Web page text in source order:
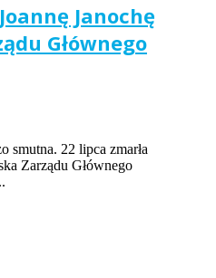
Janochę
Głównego
smutna. 22 lipca zmarła
Zarządu Głównego